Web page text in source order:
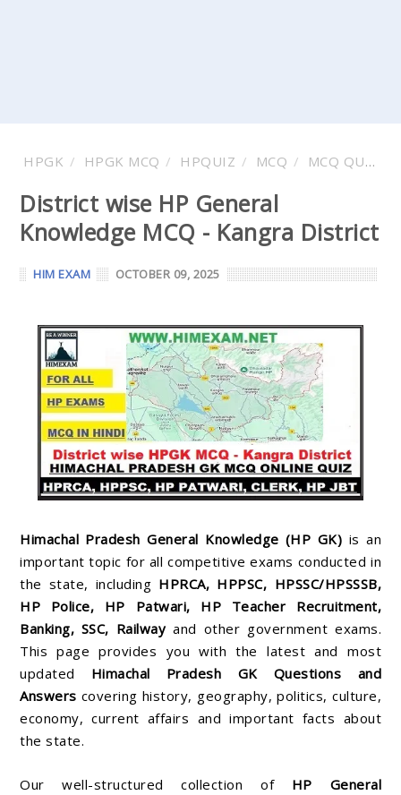
HPGK HPGK MCQ HPQUIZ MCQ MCQ QUESTION AND ANSWER
District wise HP General
Knowledge MCQ - Kangra District
HIM EXAM OCTOBER 09, 2025
Himachal Pradesh General Knowledge (HP GK) is an
important topic for all competitive exams conducted in
the state, including HPRCA, HPPSC, HPSSC/HPSSSB,
HP Police, HP Patwari, HP Teacher Recruitment,
Banking, SSC, Railwayand other government exams.
This page provides you with the latest and most
updated Himachal Pradesh GK Questions and
Answers covering history, geography, politics, culture,
economy, current affairs and important facts about
the state.
Our well-structured collection of HP General